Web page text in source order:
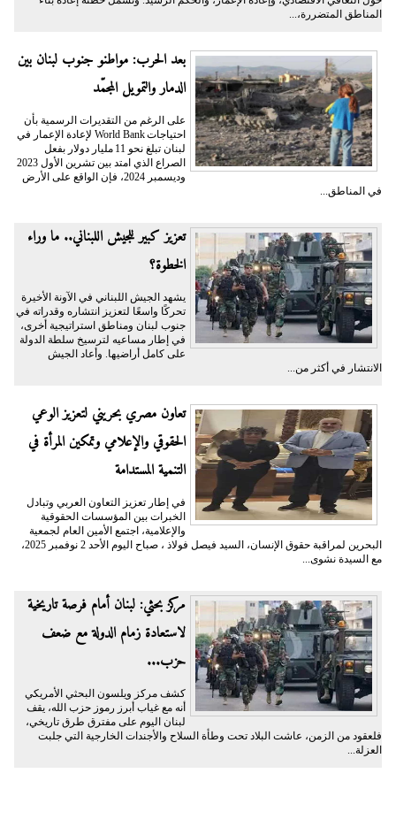
المناطق المتضررة،...
بعد الحرب: مواطنو جنوب لبنان بين
الدمار والتمويل المجمّد
على الرغم من التقديرات الرسمية بأن
احتياجات World Bank لإعادة الإعمار في
لبنان تبلغ نحو 11 مليار دولار بفعل
الصراع الذي امتد بين تشرين الأول 2023
وديسمبر 2024، فإن الواقع على الأرض
في المناطق...
تعزيز كبير للجيش اللبناني.. ما وراء
الخطوة؟
يشهد الجيش اللبناني في الآونة الأخيرة
تحركًا واسعًا لتعزيز انتشاره وقدراته في
جنوب لبنان ومناطق استراتيجية أخرى،
في إطار مساعيه لترسيخ سلطة الدولة
على كامل أراضيها. وأعاد الجيش
الانتشار في أكثر من...
تعاون مصري بحريني لتعزيز الوعي
الحقوقي والإعلامي وتمكين المرأة في
التنمية المستدامة
في إطار تعزيز التعاون العربي وتبادل
الخبرات بين المؤسسات الحقوقية
والإعلامية، اجتمع الأمين العام لجمعية
البحرين لمراقبة حقوق الإنسان، السيد فيصل فولاذ ، صباح اليوم الأحد 2 نوفمبر 2025،
مع السيدة نشوى...
مركز بحثي: لبنان أمام فرصة تاريخية
لاستعادة زمام الدولة مع ضعف
حزب...
كشف مركز ويلسون البحثي الأمريكي
أنه مع غياب أبرز رموز حزب الله، يقف
لبنان اليوم على مفترق طرق تاريخي،
فلعقود من الزمن، عاشت البلاد تحت وطأة السلاح والأجندات الخارجية التي جلبت
العزلة...